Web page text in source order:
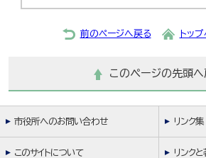
前のページへ戻る トッ
このページの先頭へ
市役所へのお問い合わせ リンク集
このサイトについて リンク